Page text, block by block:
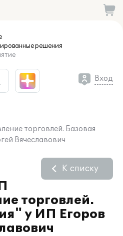
решения
Вход
торговлей. Базовая
Вячеславович
торговлей.
у ИП Егоров
К списку